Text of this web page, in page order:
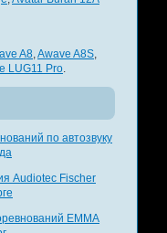
A8,Awave A8S,
LUG11 Pro.
по автозвуку
Audiotec Fischer
EMMA